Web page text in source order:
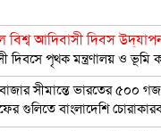
বিশ্ব আদিবাসী দিবস
দিবসে পৃথক মন্ত্রণালয় ও ভূমি
সীমান্তে ভারতের ৫০০
গুলিতে বাংলাদেশি